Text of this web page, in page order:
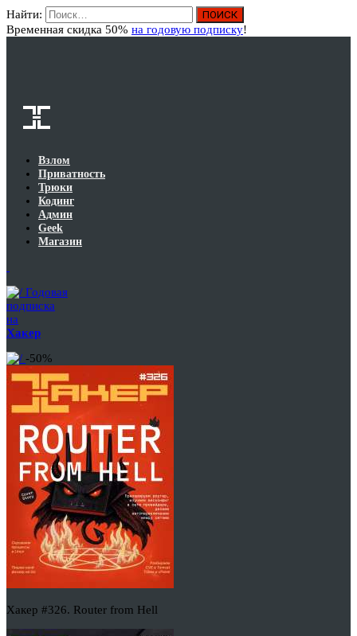
Найти:
Временная скидка 50% на годовую подписку!
Взлом
Приватность
Трюки
Кодинг
Админ
Geek
Магазин
Годовая
подписка
на
Хакер
-50%
Хакер #326. Router from Hell